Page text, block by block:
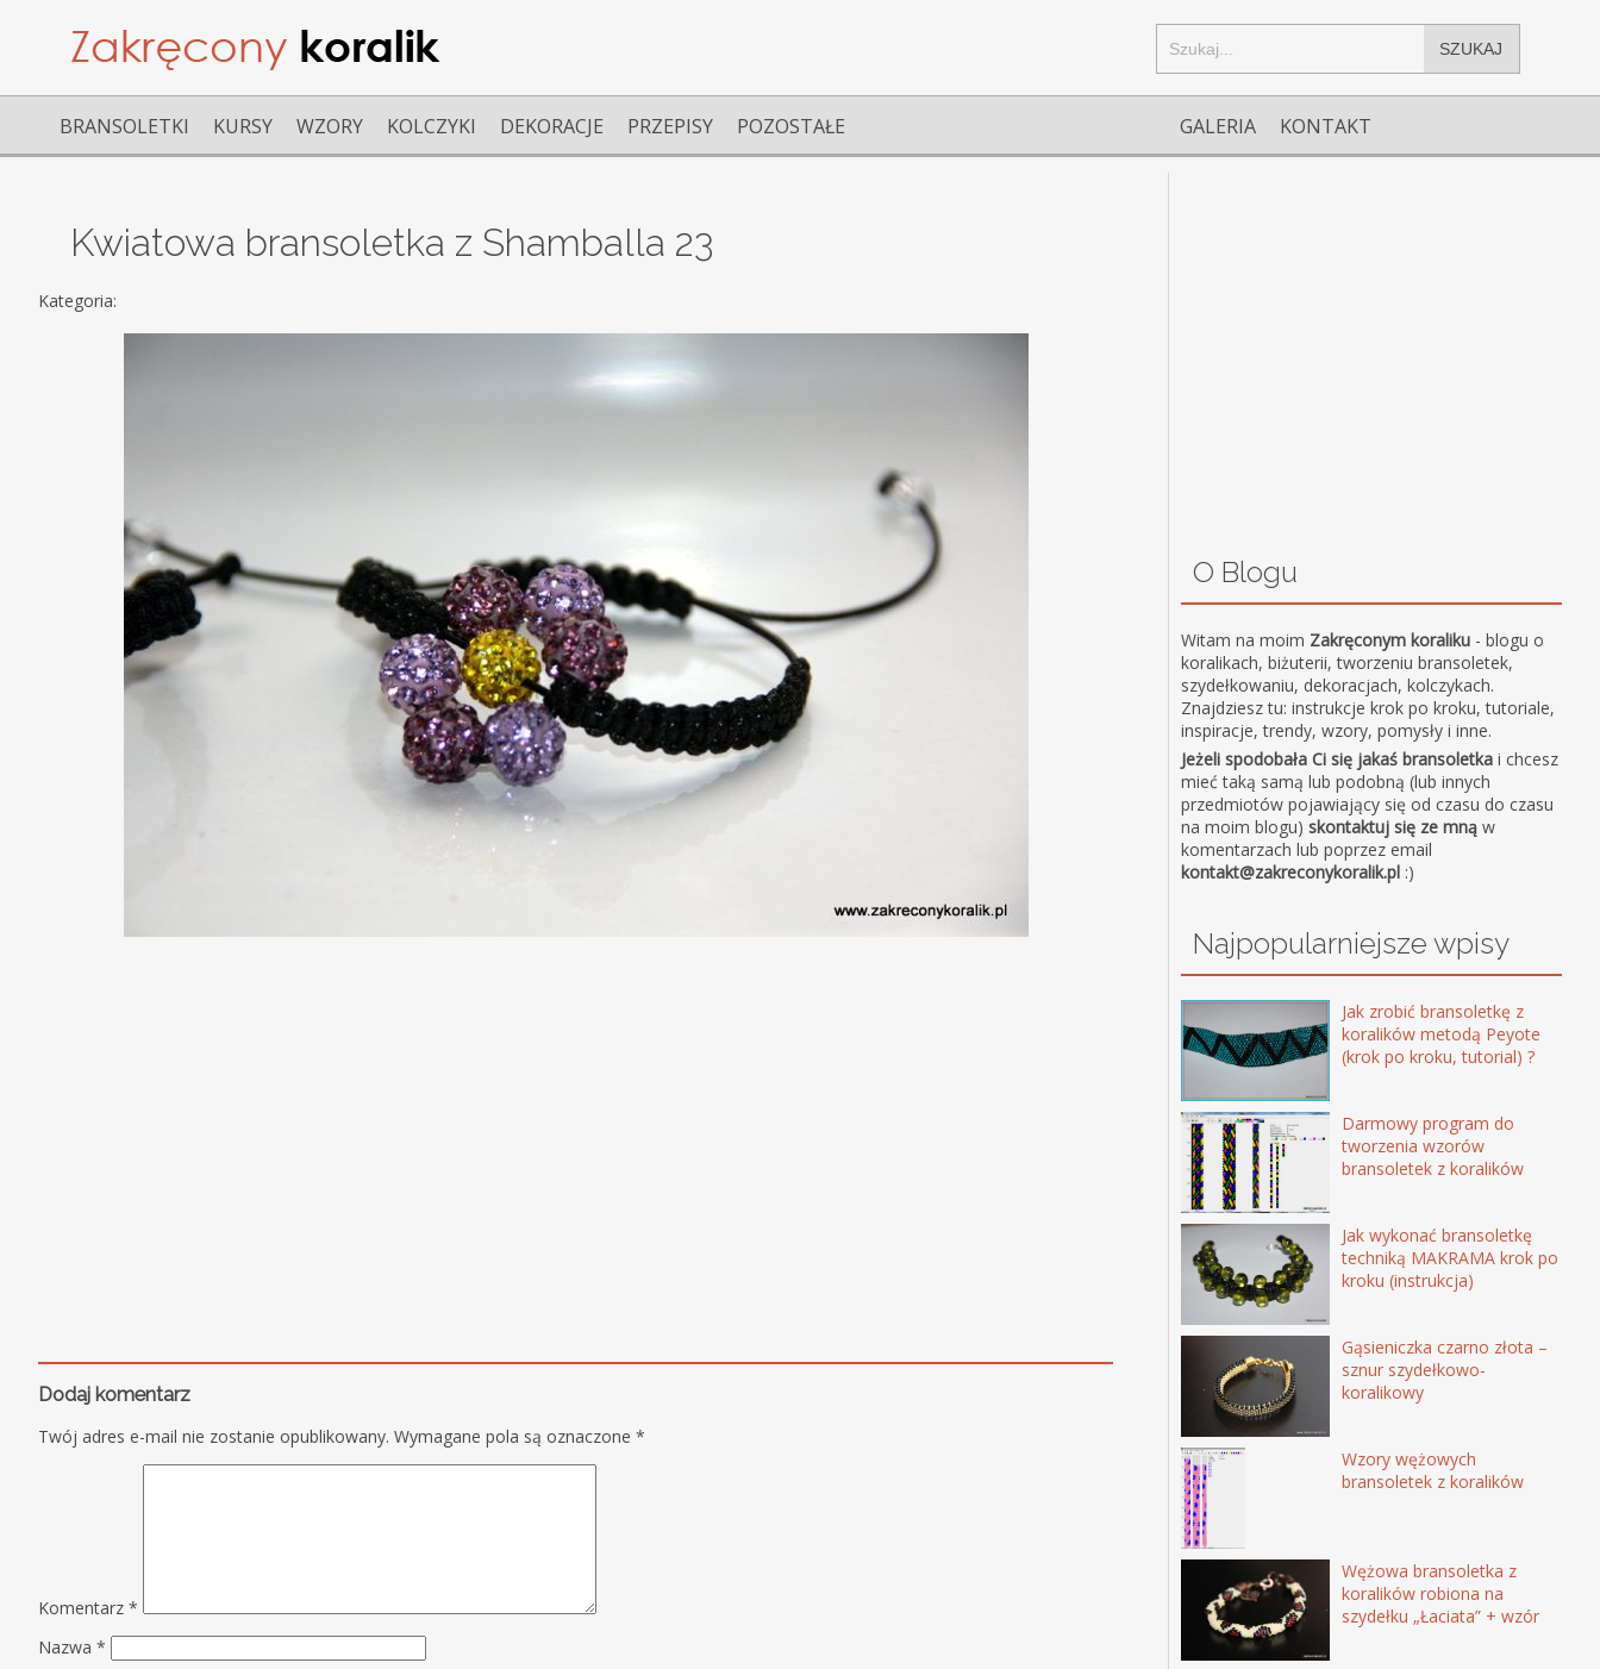
SZUKAJ
BRANSOLETKI KURSY WZORY KOLCZYKI DEKORACJE PRZEPISY POZOSTAŁE GALERIA KONTAKT
Kwiatowa bransoletka z Shamballa 23
Kategoria:
Dodaj komentarz
Twój adres e-mail nie zostanie opublikowany. Wymagane pola są oznaczone*
Komentarz*
Nazwa*
O Blogu
Witam na moim Zakręconym koraliku - blogu o
koralikach, biżuterii, tworzeniu bransoletek,
szydełkowaniu, dekoracjach, kolczykach.
Znajdziesz tu: instrukcje krok po kroku, tutoriale,
inspiracje, trendy, wzory, pomysły i inne.
Jeżeli spodobała Ci się jakaś bransoletka i chcesz
mieć taką samą lub podobną (lub innych
przedmiotów pojawiający się od czasu do czasu
na moim blogu)skontaktuj się ze mną w
komentarzach lub poprzez email
kontakt@zakreconykoralik.pl :)
Najpopularniejsze wpisy
Jak zrobić bransoletkę z
koralików metodą Peyote
(krok po kroku, tutorial) ?
Darmowy program do
tworzenia wzorów
bransoletek z koralików
Jak wykonać bransoletkę
techniką MAKRAMA krok po
kroku (instrukcja)
Gąsieniczka czarno złota –
sznur szydełkowo-
koralikowy
Wzory wężowych
bransoletek z koralików
Wężowa bransoletka z
koralików robiona na
szydełku „Łaciata” + wzór